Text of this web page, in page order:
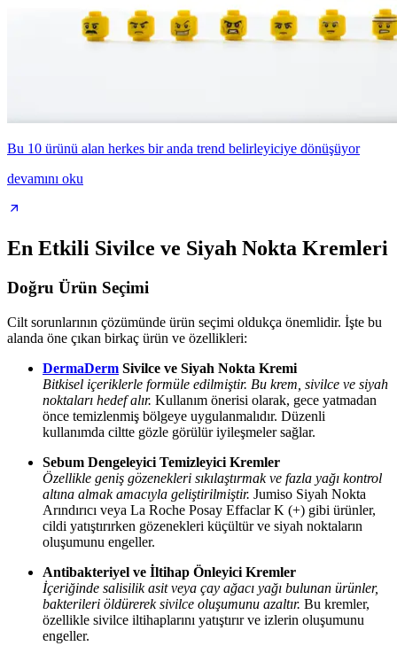
Bu 10 ürünü alan herkes bir anda trend belirleyiciye dönüşüyor
devamını oku
En Etkili Sivilce ve Siyah Nokta Kremleri
Doğru Ürün Seçimi
Cilt sorunlarının çözümünde ürün seçimi oldukça önemlidir. İşte bu
alanda öne çıkan birkaç ürün ve özellikleri:
DermaDerm Sivilce ve Siyah Nokta Kremi
Bitkisel içeriklerle formüle edilmiştir. Bu krem, sivilce ve siyah
noktaları hedef alır. Kullanım önerisi olarak, gece yatmadan
önce temizlenmiş bölgeye uygulanmalıdır. Düzenli
kullanımda ciltte gözle görülür iyileşmeler sağlar.
Sebum Dengeleyici Temizleyici Kremler
Özellikle geniş gözenekleri sıkılaştırmak ve fazla yağı kontrol
altına almak amacıyla geliştirilmiştir. Jumiso Siyah Nokta
Arındırıcı veya La Roche Posay Effaclar K (+) gibi ürünler,
cildi yatıştırırken gözenekleri küçültür ve siyah noktaların
oluşumunu engeller.
Antibakteriyel ve İltihap Önleyici Kremler
İçeriğinde salisilik asit veya çay ağacı yağı bulunan ürünler,
bakterileri öldürerek sivilce oluşumunu azaltır. Bu kremler,
özellikle sivilce iltihaplarını yatıştırır ve izlerin oluşumunu
engeller.